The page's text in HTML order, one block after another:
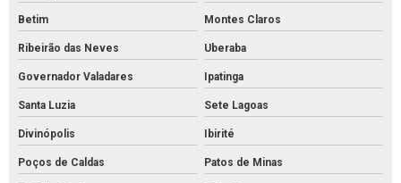
Betim Montes Claros
Ribeirão das Neves Uberaba
Governador Valadares Ipatinga
Santa Luzia Sete Lagoas
Divinópolis Ibirité
Poços de Caldas Patos de Minas